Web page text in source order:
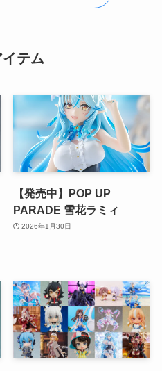
テム
【発売中】POP UP
PARADE 雪花ラミィ
2026年1月30日